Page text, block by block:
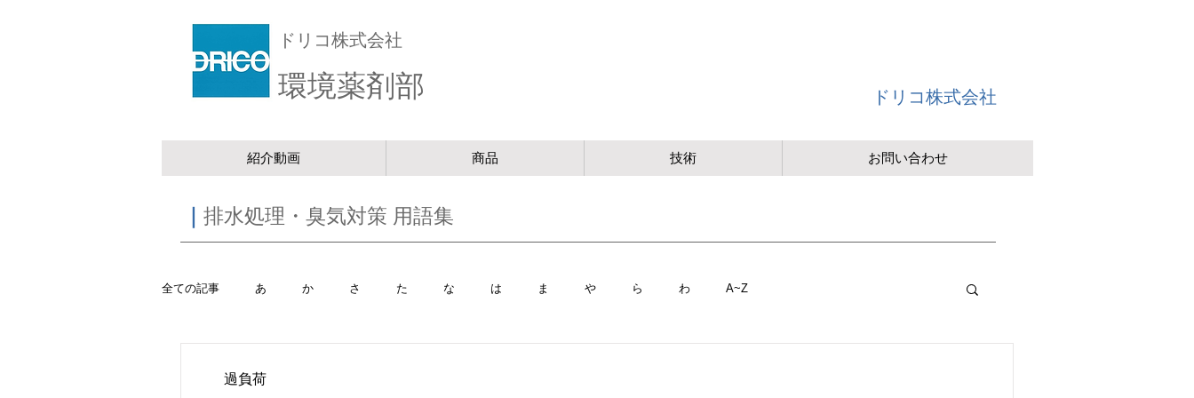
ドリコ株式会社
環境薬剤部 ドリコ株式会社
紹介動画 商品 技術 お問い合わせ
排水処理・臭気対策 用語集
全ての記事 あ か さ た な は ま や ら わ A~Z
過負荷